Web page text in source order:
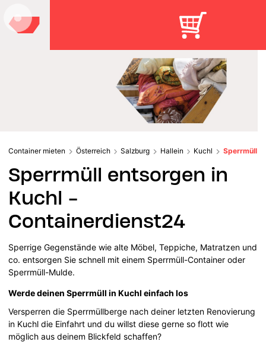
Container mieten Österreich Salzburg Hallein Kuchl Sperrmüll
Sperrmüll entsorgen in
Kuchl -
Containerdienst24
Sperrige Gegenstände wie alte Möbel, Teppiche, Matratzen und
co. entsorgen Sie schnell mit einem Sperrmüll-Container oder
Sperrmüll-Mulde.
Werde deinen Sperrmüll in Kuchl einfach los
Versperren die Sperrmüllberge nach deiner letzten Renovierung
in Kuchl die Einfahrt und du willst diese gerne so flott wie
möglich aus deinem Blickfeld schaffen?